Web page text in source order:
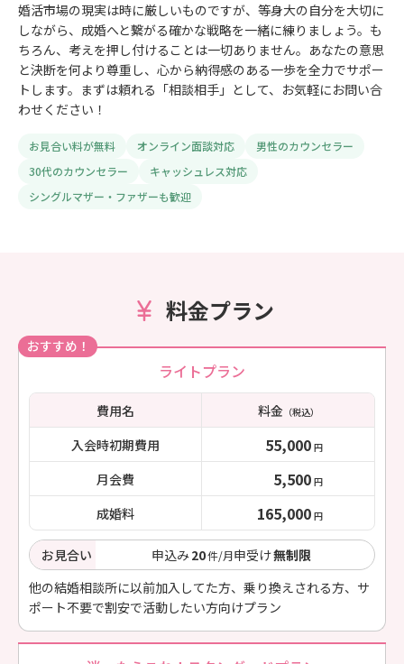
婚活市場の現実は時に厳しいものですが、等身大の自分を大切に
しながら、成婚へと繋がる確かな戦略を一緒に練りましょう。も
ちろん、考えを押し付けることは一切ありません。あなたの意思
と決断を何より尊重し、心から納得感のある一歩を全力でサポー
トします。まずは頼れる「相談相手」として、お気軽にお問い合
わせください！
お見合い料が無料 オンライン面談対応
男性のカウンセラー
30代のカウンセラー
キャッシュレス対応
シングルマザー・ファザーも歓迎
料金プラン
おすすめ！
ライトプラン
費用名 料金（税込）
入会時初期費用 55,000 円
月会費 5,500 円
成婚料 165,000 円
お見合い 申込み20件/月申受け無制限
他の結婚相談所に以前加入してた方、乗り換えされる方、サ
ポート不要で割安で活動したい方向けプラン